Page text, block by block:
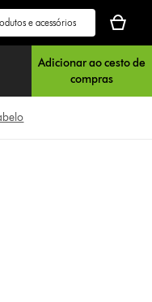
seu
cesto
de
compras
está
Adicionar ao cesto de
compras